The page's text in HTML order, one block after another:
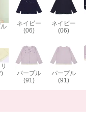
ネイビー
(06)
ネイビー
(06)
パープル
(91)
パープル
(91)